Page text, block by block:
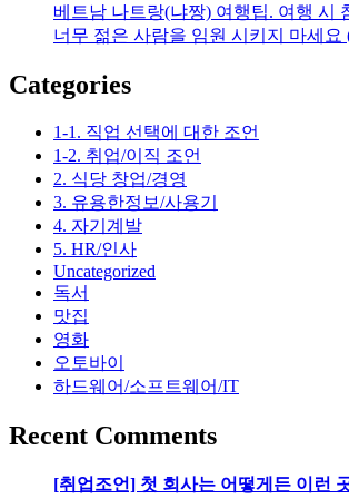
베트남 나트랑(냐짱) 여행팁. 여행 시
너무 젊은 사람을 임원 시키지 마세
Categories
1-1. 직업 선택에 대한 조언
1-2. 취업/이직 조언
2. 식당 창업/경영
3. 유용한정보/사용기
4. 자기계발
5. HR/인사
Uncategorized
독서
맛집
영화
오토바이
하드웨어/소프트웨어/IT
Recent Comments
[취업조언] 첫 회사는 어떻게든 이런